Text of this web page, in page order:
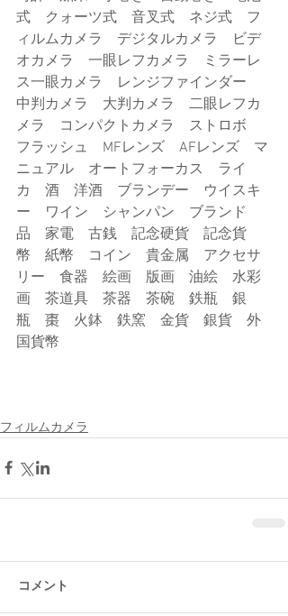
式　クォーツ式　音叉式　ネジ式　フ
ィルムカメラ　デジタルカメラ　ビデ
オカメラ　一眼レフカメラ　ミラーレ
ス一眼カメラ　レンジファインダー
中判カメラ　大判カメラ　二眼レフカ
メラ　コンパクトカメラ　ストロボ
フラッシュ　MFレンズ　AFレンズ　マ
ニュアル　オートフォーカス　ライ
カ　酒　洋酒　ブランデー　ウイスキ
ー　ワイン　シャンパン　ブランド
品　家電　古銭　記念硬貨　記念貨
幣　紙幣　コイン　貴金属　アクセサ
リー　食器　絵画　版画　油絵　水彩
画　茶道具　茶器　茶碗　鉄瓶　銀
瓶　棗　火鉢　鉄窯　金貨　銀貨　外
国貨幣
フィルムカメラ
コメント